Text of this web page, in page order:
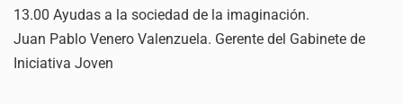
13.00 Ayudas a la sociedad de la imaginación.
Juan Pablo Venero Valenzuela. Gerente del Gabinete de
Iniciativa Joven